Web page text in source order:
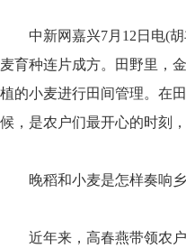
中新网嘉兴7月12日电(
麦育种连片成方。田野里，
植的小麦进行田间管理。在
候，是农户们最开心的时刻
晚稻和小麦是怎样奏响乡
近年来，高春燕带领农户